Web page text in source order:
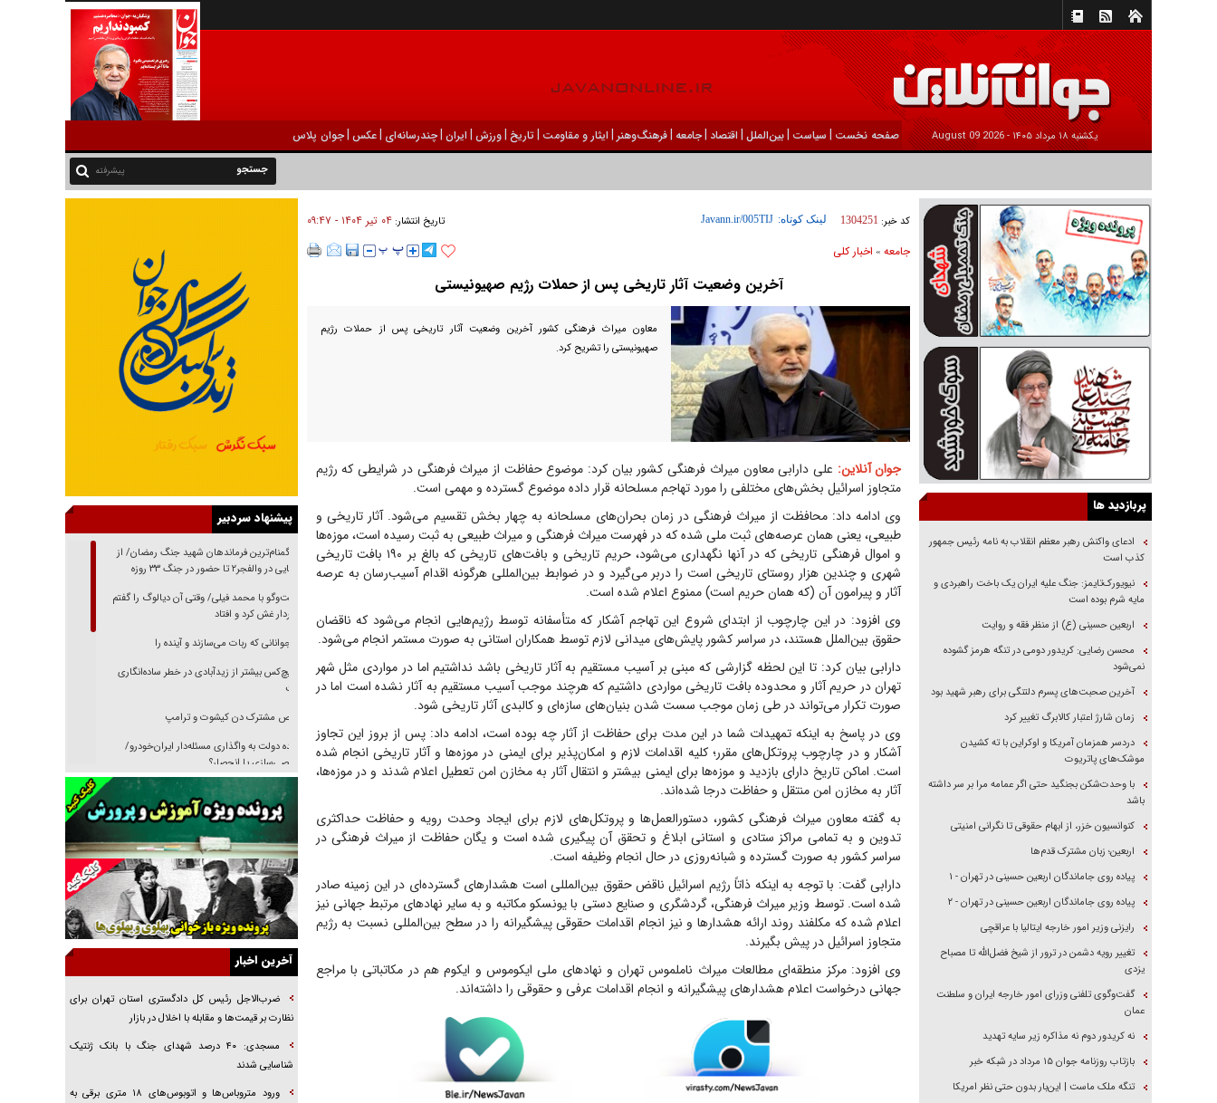
يکشنبه ۱۸ مرداد ۱۴۰۵ - 2026 August 09 صفحه نخست | سیاست |بين‌الملل | اقتصاد |جامعه |فرهنگ‌و‌هنر | ایثار و مقاومت |تاریخ |ورزش | ايران |چندرسانه‌ای |عکس |جوان پلاس
پیشرفته
کد خبر: 1304251 لینک کوتاه: تاریخ انتشار:۰۴ تير ۱۴۰۴ - ۰۹:۴۷
جامعه» اخبار كلی
آخرین وضعیت آثار تاریخی پس از حملات رژیم صهیونیستی
معاون میراث فرهنگی کشور آخرین وضعیت آثار تاریخی پس از حملات رژیم
صهیونیستی را تشریح کرد.
جوان آنلاین: علی دارابی معاون میراث فرهنگی کشور بیان کرد: موضوع حفاظت از میراث فرهنگی در شرایطی که رژیم
متجاوز اسرائیل بخش‌های مختلفی را مورد تهاجم مسلحانه قرار داده موضوع گسترده و مهمی است.
وی ادامه داد: محافظت از میراث فرهنگی در زمان بحران‌های مسلحانه به چهار بخش تقسیم می‌شود. آثار تاریخی و
طبیعی، یعنی همان عرصه‌های ثبت ملی شده که در فهرست میراث فرهنگی و میراث طبیعی به ثبت رسیده است، موزه‌ها
و اموال فرهنگی تاریخی که در آنها نگهداری می‌شود، حریم تاریخی و بافت‌های تاریخی که بالغ بر ۱۹۰ بافت تاریخی
شهری و چندین هزار روستای تاریخی است را دربر می‌گیرد و در ضوابط بین‌المللی هرگونه اقدام آسیب‌رسان به عرصه
آثار و پیرامون آن (که همان حریم است) ممنوع اعلام شده است.
وی افزود: در این چارچوب از ابتدای شروع این تهاجم آشکار که متأسفانه توسط رژیم‌هایی انجام می‌شود که ناقضان
حقوق بین‌الملل هستند، در سراسر کشور پایش‌های میدانی لازم توسط همکاران استانی به صورت مستمر انجام می‌شود.
دارابی بیان کرد: تا این لحظه گزارشی که مبنی بر آسیب مستقیم به آثار تاریخی باشد نداشتیم اما در مواردی مثل شهر
تهران در حریم آثار و محدوده بافت تاریخی مواردی داشتیم که هرچند موجب آسیب مستقیم به آثار نشده است اما در
صورت تکرار می‌تواند در طی زمان موجب سست شدن بنیان‌های سازه‌ای و کالبدی آثار تاریخی شود.
وی در پاسخ به اینکه تمهیدات شما در این مدت برای حفاظت از آثار چه بوده است، ادامه داد: پس از بروز این تجاوز
آشکار و در چارچوب پروتکل‌های مقرر؛ کلیه اقدامات لازم و امکان‌پذیر برای ایمنی در موزه‌ها و آثار تاریخی انجام شده
است. اماکن تاریخ دارای بازدید و موزه‌ها برای ایمنی بیشتر و انتقال آثار به مخازن امن تعطیل اعلام شدند و در موزه‌ها،
آثار به مخازن امن منتقل و حفاظت درجا شده‌اند.
به گفته معاون میراث فرهنگی کشور، دستورالعمل‌ها و پروتکل‌های لازم برای ایجاد وحدت رویه و حفاظت حداکثری
تدوین و به تمامی مراکز ستادی و استانی ابلاغ و تحقق آن پیگیری شده است و یگان حفاظت از میراث فرهنگی در
سراسر کشور به صورت گسترده و شبانه‌روزی در حال انجام وظیفه است.
دارابی گفت: با توجه به اینکه ذاتاً رژیم اسرائیل ناقض حقوق بین‌المللی است هشدارهای گسترده‌ای در این زمینه صادر
شده است. توسط وزیر میراث فرهنگی، گردشگری و صنایع دستی با یونسکو مکاتبه و به سایر نهادهای مرتبط جهانی نیز
اعلام شده که مکلفند روند ارائه هشدارها و نیز انجام اقدامات حقوقی پیشگیرانه را در سطح بین‌المللی نسبت به رژیم
متجاوز اسرائیل در پیش بگیرند.
وی افزود: مرکز منطقه‌ای مطالعات میراث ناملموس تهران و نهادهای ملی ایکوموس و ایکوم هم در مکاتباتی با مراجع
جهانی درخواست اعلام هشدارهای پیشگیرانه و انجام اقدامات عرفی و حقوقی را داشته‌اند.
پربازدید ها
ادعای واکنش رهبر معظم انقلاب به نامه رئیس جمهور
کذب است
نیویورک‌تایمز: جنگ علیه ایران یک باخت راهبردی و
مایه شرم بوده است
اربعین حسینی (ع) از منظر فقه و روایت
محسن رضایی: کریدور دومی در تنگه هرمز گشوده
نمی‌شود
آخرین صحبت‌های پسرم دلتنگی برای رهبر شهید بود
زمان شارژ اعتبار کالابرگ تغییر کرد
دردسر همزمان آمریکا و اوکراین با ته کشیدن
موشک‌های پاتریوت
با وحدت‌شکن بجنگید حتی اگر عمامه مرا بر سر داشته
باشد
کنوانسیون خزر، از ابهام حقوقی تا نگرانی امنیتی
اربعین؛ زبان مشترک قدم‌ها
پیاده روی جاماندگان اربعین حسینی در تهران - ۱
پیاده روی جاماندگان اربعین حسینی در تهران - ۲
رایزنی وزیر امور خارجه ایتالیا با عراقچی
تغییر رویه دشمن در ترور از شیخ فضل‌الله تا مصباح
یزدی
گفت‌وگوی تلفنی وزرای امور خارجه ایران و سلطنت
عمان
نه کریدور دوم نه مذاکره زیر سایه تهدید
بازتاب روزنامه جوان ۱۵ مرداد در شبکه خبر
تنگه ملک ماست | این‌بار بدون حتی نظر امریکا
پیشنهاد سردبیر
از گمنام‌ترین فرماندهان شهید جنگ رمضان/ از
شناسایی در والفجر۲ تا حضور در جنگ ۳۳ روزه
گفت‌وگو با محمد فیلی/ وقتی آن دیالوگ را گفتم
فیلمبردار غش کرد و افتاد
نوجوانانی که ربات می‌سازند و آینده را
هیچ‌کس بیشتر از زیدآبادی در خطر ساده‌انگاری
نیست
رقص مشترک دن کیشوت و ترامپ
دنده دولت به واگذاری مسئله‌دار ایران‌خودرو/
خصوصی‌سازی یا انحصار؟
غریزه‌ی بقا و آقای باقی و رفقا
جراحی‌های زیبایی با مدرک فوق‌دیپلم! + گفت‌وگو
با متهم
گفت‌وگو با همسر یکی از شهدای جنگ رمضان/
پیکر بی‌سر شهید را از انگشت‌های پا شناسایی کردیم
نسلی که آنلاین الگو می‌گیرد
گفت‌وگو با آیت‌الله جاودان/ جفای مخالفان مکانت
معنوی رهبر شهید را ارتقا می‌داد
همه آقای دوربینی شده‌ایم!
قصه ناتمام سرویس مدارس
آیا مقاومت فلسطین خلع‌سلاح می‌شود؟
آخرین اخبار
ضرب‌الاجل رئیس کل دادگستری استان تهران برای
نظارت بر قیمت‌ها و مقابله با اخلال در بازار
مسجدی: ۴۰ درصد شهدای جنگ با بانک ژنتیک
شناسایی شدند
ورود متروباس‌ها و اتوبوس‌های ۱۸ متری برقی به